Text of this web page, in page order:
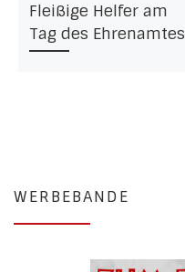
Fleißige Helfer am
Tag des Ehrenamtes
WERBEBANDE